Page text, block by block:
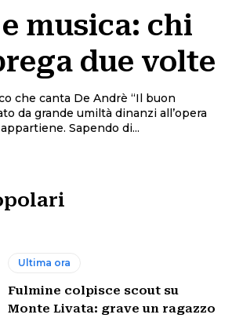
musica: chi
due volte
canta De Andrè “Il buon
da grande umiltà dinanzi all’opera
Sapendo di...
Ultima ora
Fulmine colpisce scout su
Monte Livata: grave un ragazzo